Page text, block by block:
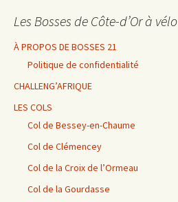
Les Bosses de Côte-d’Or à vélo
À PROPOS DE BOSSES 21
Politique de confidentialité
CHALLENG’AFRIQUE
LES COLS
Col de Bessey-en-Chaume
Col de Clémencey
Col de la Croix de l’Ormeau
Col de la Gourdasse